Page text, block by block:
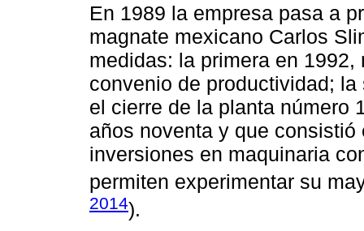
En 1989 la empresa pasa a
magnate mexicano Carlos
medidas: la primera en
convenio de productividad;
el cierre de la planta número
años noventa y que
inversiones en maquinaria
permiten experimentar su
2014).